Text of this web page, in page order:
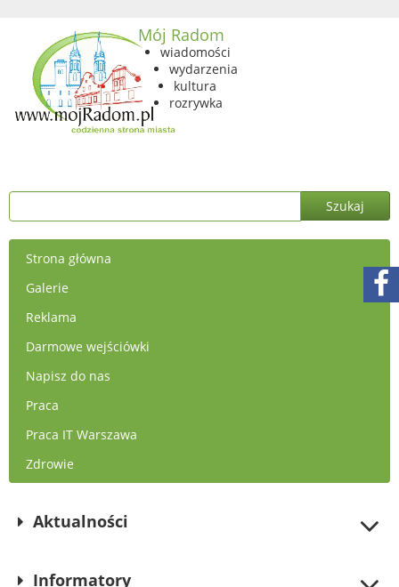
Mój Radom
wiadomości
wydarzenia
kultura
rozrywka
Strona główna
Galerie
Reklama
Darmowe wejściówki
Napisz do nas
Praca
Praca IT Warszawa
Zdrowie
Aktualności
Informatory